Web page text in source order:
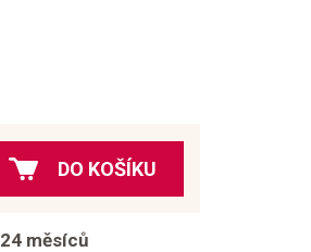
DO KOŠÍKU
24 měsíců